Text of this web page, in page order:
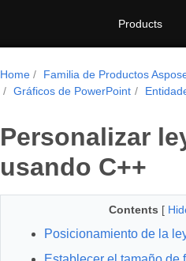
Products
Home Familia de Productos
Gráficos de PowerPoint
Personalizar
usando C++
Contents [
Posicionamiento de la